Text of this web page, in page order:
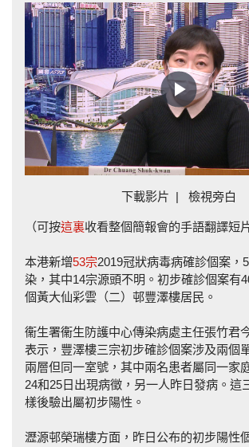
Play
下載影片 | 檢視旁白
（可按這裏收看整個簡報會的手語翻譯短片
本港新增53宗2019冠狀病毒病確診個案，
染，其中14宗源頭不明。初步確診個案有
個黃大仙彩雲（二）邨豐澤樓居民。
衞生署衞生防護中心傳染病處主任張竹君
表示，豐澤樓三宗初步確診個案涉及兩個
兩層但同一室號，其中兩名患者屬同一家
24和25日出現病徵，另一人昨日發病。這
樣後驗出屬初步陽性。
瀝源邨榮瑞樓方面，昨日公布的初步陽性